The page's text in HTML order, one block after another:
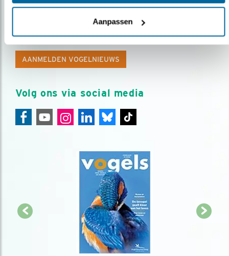
Aanpassen
Op de hoogte blijven?
Meld je aan en ontvang nieuws, inspiratie, acties en tips
AANMELDEN VOGELNIEUWS
Volg ons via social media